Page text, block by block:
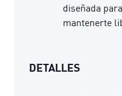
diseñada
mantenerte
DETALLES